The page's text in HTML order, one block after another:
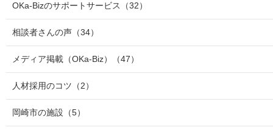
OKa-Bizのサポートサービス （32）
相談者さんの声 （34）
メディア掲載（OKa-Biz） （47）
人材採用のコツ （2）
岡崎市の施設 （5）